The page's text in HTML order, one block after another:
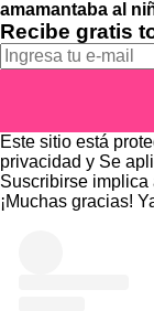
amamantaba al
Recibe gratis
Este sitio está
privacidad y Se
Suscribirse implica
¡Muchas gracias!